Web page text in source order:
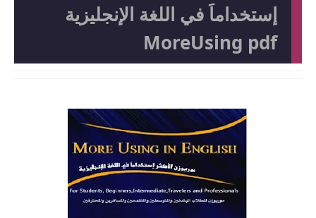
إستخداماَ في اللغة الإنجليزية
MoreUsing pdf